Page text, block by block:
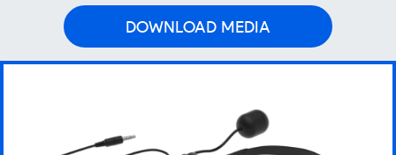
DOWNLOAD MEDIA